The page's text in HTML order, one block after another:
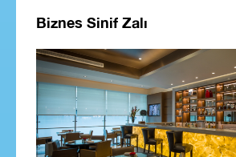
Biznes Sinif Zalı